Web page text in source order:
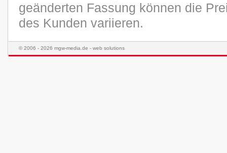
geänderten Fassung können die
des Kunden variieren.
© 2006 - 2026 mgw-media.de - web solutions